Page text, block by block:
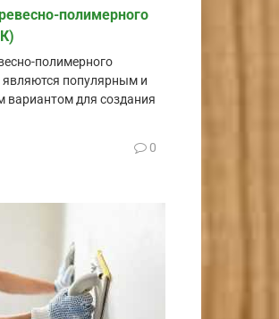
полимерного
полимерного
популярным и
вариантом для создания
0